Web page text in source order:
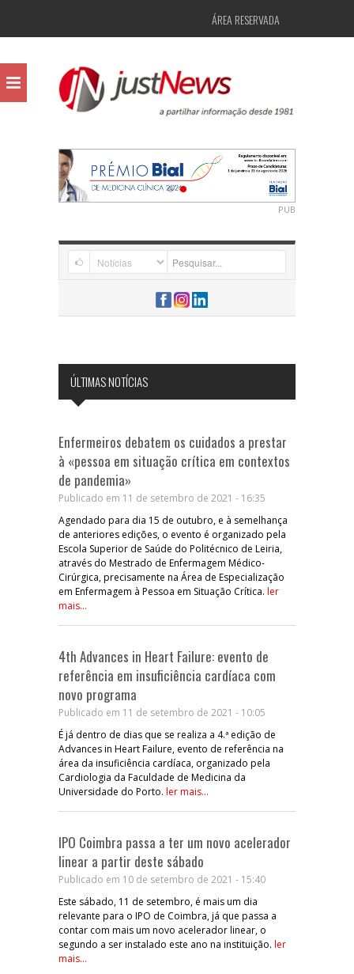
ÁREA RESERVADA
PUB
ÚLTIMAS NOTÍCIAS
Enfermeiros debatem os cuidados a prestar
à «pessoa em situação crítica em contextos
de pandemia»
Publicado em 11 de setembro de 2021 - 16:35
Agendado para dia 15 de outubro, e à semelhança
de anteriores edições, o evento é organizado pela
Escola Superior de Saúde do Politécnico de Leiria,
através do Mestrado de Enfermagem Médico-
Cirúrgica, precisamente na Área de Especialização
em Enfermagem à Pessoa em Situação Crítica. ler
mais...
4th Advances in Heart Failure: evento de
referência em insuficiência cardíaca com
novo programa
Publicado em 11 de setembro de 2021 - 10:05
É já dentro de dias que se realiza a 4.ª edição de
Advances in Heart Failure, evento de referência na
área da insuficiência cardíaca, organizado pela
Cardiologia da Faculdade de Medicina da
Universidade do Porto. ler mais...
IPO Coimbra passa a ter um novo acelerador
linear a partir deste sábado
Publicado em 10 de setembro de 2021 - 15:40
Este sábado, 11 de setembro, é mais um dia
relevante para o IPO de Coimbra, já que passa a
contar com mais um novo acelerador linear, o
segundo a ser instalado este ano na instituição. ler
mais...